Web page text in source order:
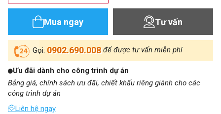
Mua ngay Tư vấn
Gọi: 0902.690.008 để được tư vấn miễn phí
Ưu đãi dành cho công trình dự án
Bảng giá, chính sách ưu đãi, chiết khấu riêng giành cho các
công trình dự án
Liên hệ ngay